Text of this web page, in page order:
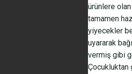
ürünlere olan
tamamen
yiyecekler
uyararak
vermiş gibi
Çocukluktan